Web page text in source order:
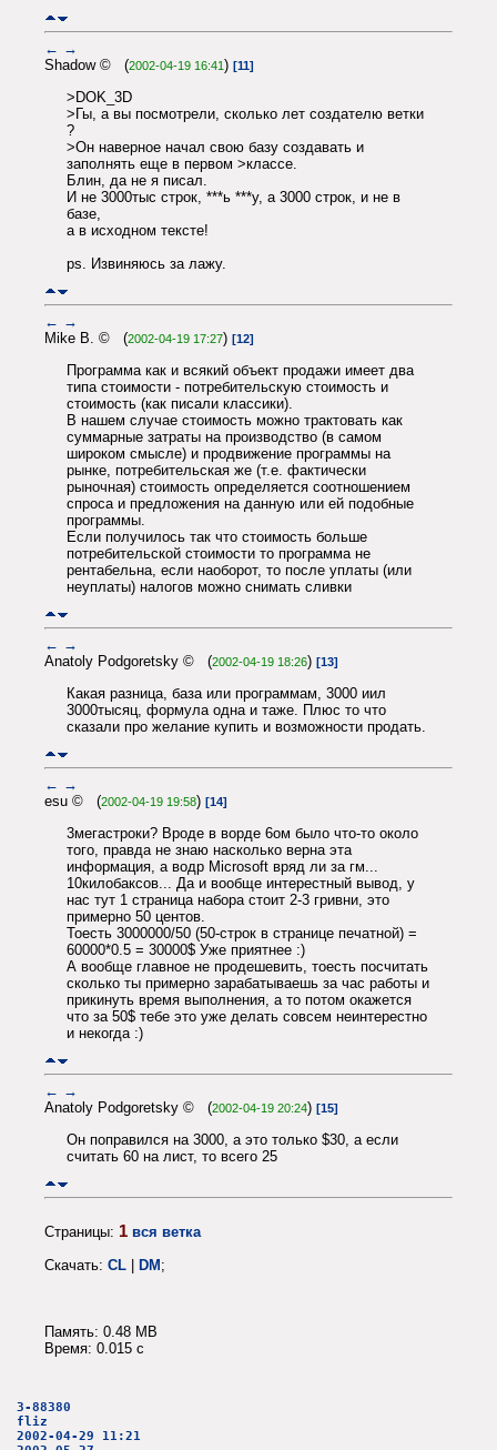
← →
Shadow © (2002-04-19 16:41) [11]
>DOK_3D
>Гы, а вы посмотрели, сколько лет создателю ветки
?
>Он наверное начал свою базу создавать и
заполнять еще в первом >классе.
Блин, да не я писал.
И не 3000тыс строк, ***ь ***у, а 3000 строк, и не в
базе,
а в исходном тексте!
ps. Извиняюсь за лажу.
← →
Mike B. © (2002-04-19 17:27) [12]
Программа как и всякий объект продажи имеет два
типа стоимости - потребительскую стоимость и
стоимость (как писали классики).
В нашем случае стоимость можно трактовать как
суммарные затраты на производство (в самом
широком смысле) и продвижение программы на
рынке, потребительская же (т.е. фактически
рыночная) стоимость определяется соотношением
спроса и предложения на данную или ей подобные
программы.
Если получилось так что стоимость больше
потребительской стоимости то программа не
рентабельна, если наоборот, то после уплаты (или
неуплаты) налогов можно снимать сливки
← →
Anatoly Podgoretsky © (2002-04-19 18:26) [13]
Какая разница, база или программам, 3000 иил
3000тысяц, формула одна и таже. Плюс то что
сказали про желание купить и возможности продать.
← →
esu © (2002-04-19 19:58) [14]
3мегастроки? Вроде в ворде 6ом было что-то около
того, правда не знаю насколько верна эта
информация, а водр Microsoft вряд ли за гм...
10килобаксов... Да и вообще интерестный вывод, у
нас тут 1 страница набора стоит 2-3 гривни, это
примерно 50 центов.
Тоесть 3000000/50 (50-строк в странице печатной) =
60000*0.5 = 30000$ Уже приятнее :)
А вообще главное не продешевить, тоесть посчитать
сколько ты примерно зарабатываешь за час работы и
прикинуть время выполнения, а то потом окажется
что за 50$ тебе это уже делать совсем неинтерестно
и некогда :)
← →
Anatoly Podgoretsky © (2002-04-19 20:24) [15]
Он поправился на 3000, а это только $30, а если
считать 60 на лист, то всего 25
Страницы: 1 вся ветка
Скачать: CL DM ;
Память: 0.48 MB
Время: 0.015 c
3-88380
fliz
2002-04-29 11:21